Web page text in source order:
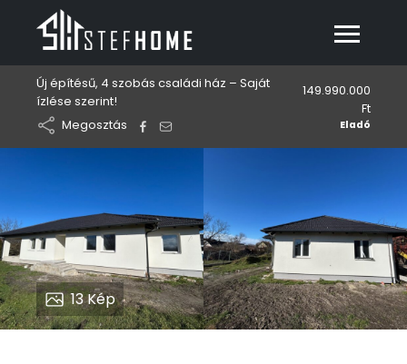
Új építésű, 4 szobás családi ház – Saját
ízlése szerint!
Megosztás
149.990.000
Ft
Eladó
13Kép